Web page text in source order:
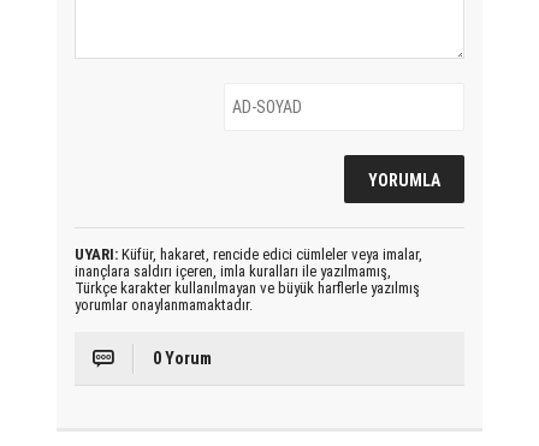
UYARI: Küfür, hakaret, rencide edici cümleler veya imalar,
inançlara saldırı içeren, imla kuralları ile yazılmamış,
Türkçe karakter kullanılmayan ve büyük harflerle yazılmış
yorumlar onaylanmamaktadır.
0 Yorum